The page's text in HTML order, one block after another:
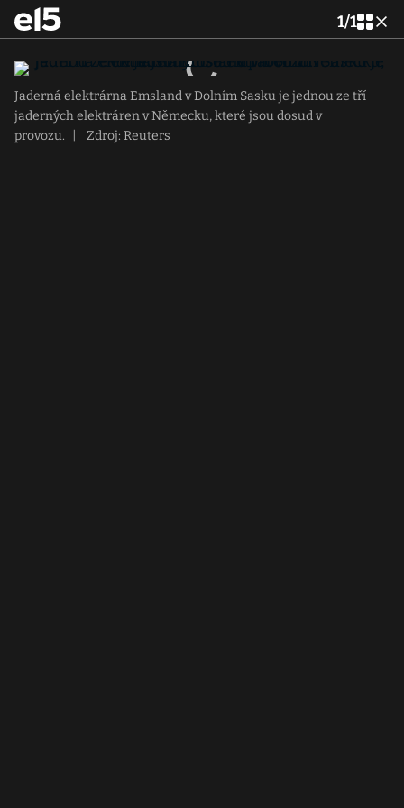
1/1
Jaderná elektrárna Emsland v Dolním Sasku je jednou ze tří
jaderných elektráren v Německu, které jsou dosud v
provozu.
Zdroj: Reuters